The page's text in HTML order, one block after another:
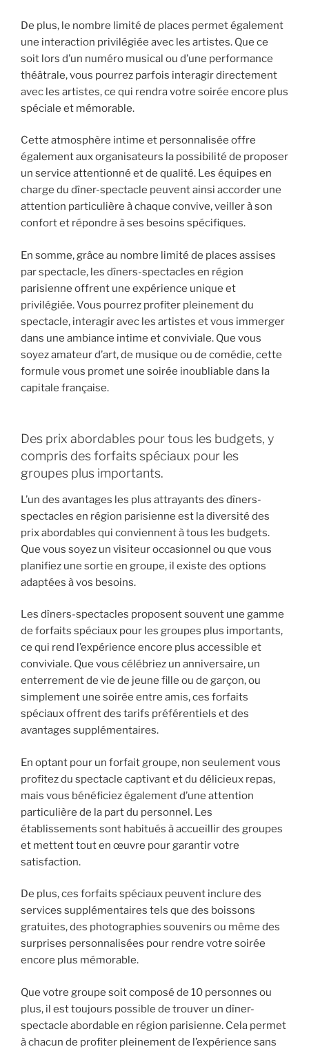
De plus, le nombre limité de places permet également
une interaction privilégiée avec les artistes. Que ce
soit lors d’un numéro musical ou d’une performance
théâtrale, vous pourrez parfois interagir directement
avec les artistes, ce qui rendra votre soirée encore plus
spéciale et mémorable.
Cette atmosphère intime et personnalisée offre
également aux organisateurs la possibilité de proposer
un service attentionné et de qualité. Les équipes en
charge du dîner-spectacle peuvent ainsi accorder une
attention particulière à chaque convive, veiller à son
confort et répondre à ses besoins spécifiques.
En somme, grâce au nombre limité de places assises
par spectacle, les dîners-spectacles en région
parisienne offrent une expérience unique et
privilégiée. Vous pourrez profiter pleinement du
spectacle, interagir avec les artistes et vous immerger
dans une ambiance intime et conviviale. Que vous
soyez amateur d’art, de musique ou de comédie, cette
formule vous promet une soirée inoubliable dans la
capitale française.
Des prix abordables pour tous les budgets, y
compris des forfaits spéciaux pour les
groupes plus importants.
L’un des avantages les plus attrayants des dîners-
spectacles en région parisienne est la diversité des
prix abordables qui conviennent à tous les budgets.
Que vous soyez un visiteur occasionnel ou que vous
planifiez une sortie en groupe, il existe des options
adaptées à vos besoins.
Les dîners-spectacles proposent souvent une gamme
de forfaits spéciaux pour les groupes plus importants,
ce qui rend l’expérience encore plus accessible et
conviviale. Que vous célébriez un anniversaire, un
enterrement de vie de jeune fille ou de garçon, ou
simplement une soirée entre amis, ces forfaits
spéciaux offrent des tarifs préférentiels et des
avantages supplémentaires.
En optant pour un forfait groupe, non seulement vous
profitez du spectacle captivant et du délicieux repas,
mais vous bénéficiez également d’une attention
particulière de la part du personnel. Les
établissements sont habitués à accueillir des groupes
et mettent tout en œuvre pour garantir votre
satisfaction.
De plus, ces forfaits spéciaux peuvent inclure des
services supplémentaires tels que des boissons
gratuites, des photographies souvenirs ou même des
surprises personnalisées pour rendre votre soirée
encore plus mémorable.
Que votre groupe soit composé de 10 personnes ou
plus, il est toujours possible de trouver un dîner-
spectacle abordable en région parisienne. Cela permet
à chacun de profiter pleinement de l’expérience sans